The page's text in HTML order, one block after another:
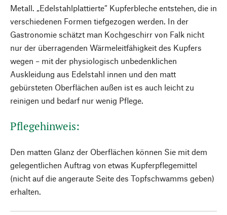
Metall. „Edelstahlplattierte“ Kupferbleche entstehen, die in
verschiedenen Formen tiefgezogen werden. In der
Gastronomie schätzt man Kochgeschirr von Falk nicht
nur der überragenden Wärmeleitfähigkeit des Kupfers
wegen – mit der physiologisch unbedenklichen
Auskleidung aus Edelstahl innen und den matt
gebürsteten Oberflächen außen ist es auch leicht zu
reinigen und bedarf nur wenig Pflege.
Pflegehinweis:
Den matten Glanz der Oberflächen können Sie mit dem
gelegentlichen Auftrag von etwas Kupferpflegemittel
(nicht auf die angeraute Seite des Topfschwamms geben)
erhalten.